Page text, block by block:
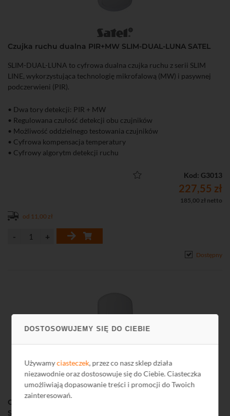
DOSTOSOWUJEMY SIĘ DO CIEBIE
Używamyciasteczek, przez co nasz sklep działa
niezawodnie oraz dostosowuje się do Ciebie. Ciasteczka
umożliwiają dopasowanie treści i promocji do Twoich
zainteresowań.
Czujka ruchu dualna PIR+MW SLIM-DUAL-LUNA SATEL
SLIM-DUAL-LUNA to cyfrowa dualna czujka ruchu z serii SLIM
LINE, wykorzystująca technologię mikrofalową (MW) i pasywnej
podczerwieni (PIR).
• Dwa tory detekcji: PIR + MW
• Regulowana czułość detekcji obu czujników
• Możliwość oddzielnego testowania czujników
• Cyfrowa kompensacja temperatury
• Cyfrowy algorytm detekcji ruchu
• 4 tryby pracy: podstawowy, zaawansowany, PIR, MW
• Możliwość konfiguracji ustawień czujki przy pomocy pilota OPT-1
• Ochrona sabotażowa przed otwarciem obudowy i oderwaniem od
Kod: G3013
227,55 zł
185,00 zł netto
od 11,00 zł
Dostępny
Czujka ruchu dualna PIR+MW SLIM-DUAL-LUNA-PET
SATEL, odporna na zwierzęta do 20 kg